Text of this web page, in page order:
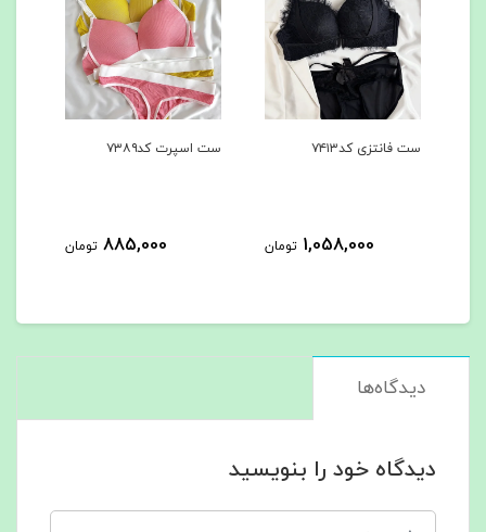
ست فانتزی کد۷۴۱۳
1,058,000 تومان
ست اسپرت کد۷۳۸۹
885,000 تومان
دیدگاه‌ها
دیدگاه خود را بنویسید